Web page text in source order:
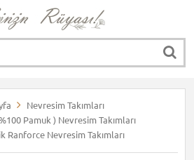
Nevresim Takımları
Pamuk ) Nevresim Takımları
Ranforce Nevresim Takımları